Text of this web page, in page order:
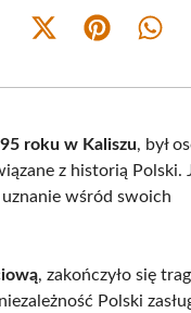
Share
(Twitter)
Share Share
roku w Kaliszu, był
z historią Polski.
wśród swoich
, zakończyło się
Polski